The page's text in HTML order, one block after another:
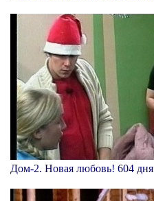
Дом-2. Новая любовь! 604 дня